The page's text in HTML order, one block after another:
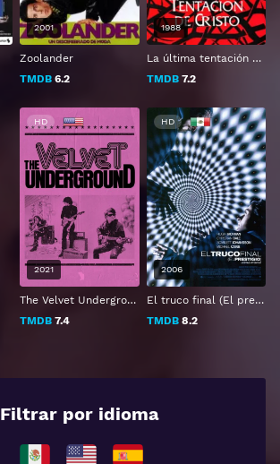
Zoolander
TMDB 6.2
2001
La última tentación de Cristo
TMDB7.2
1988
The Velvet Underground
TMDB 7.4
HD
2021
El truco final (El prestigio)
TMDB8.2
HD
2006
Filtrar por idioma